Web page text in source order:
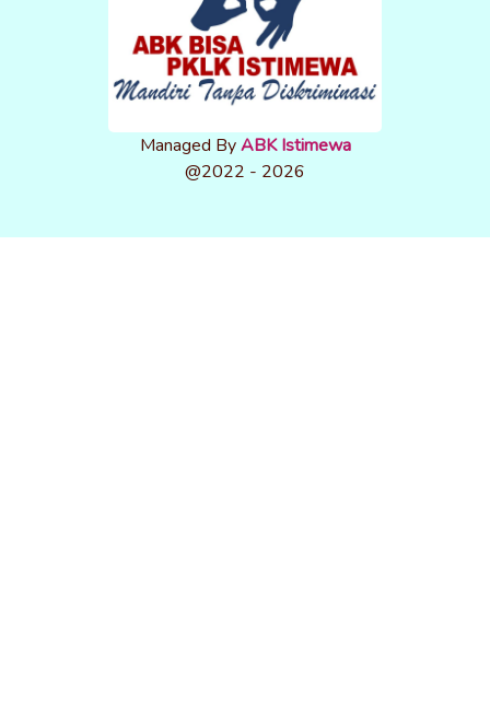
Managed ByABK Istimewa
@2022 - 2026